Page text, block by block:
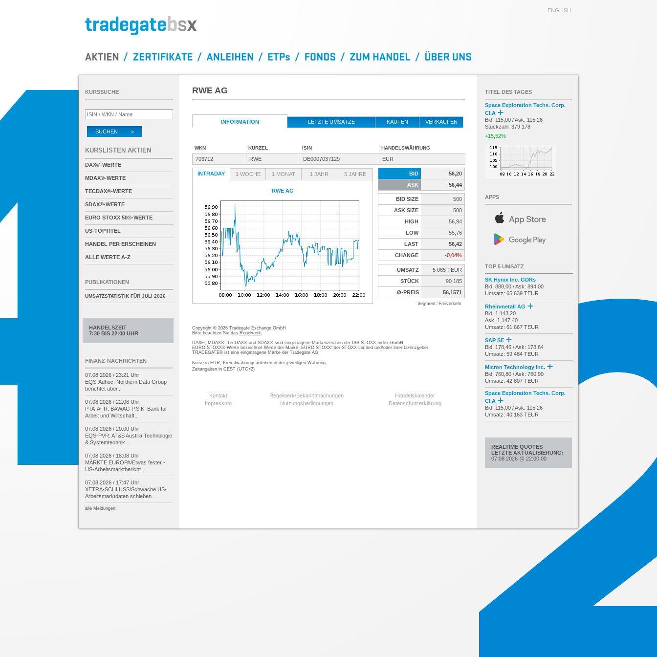
ENGLISH
RWE AG
INFORMATION LETZTE UMSÄTZE KAUFEN VERKAUFEN
WKN KÜRZEL ISIN HANDELSWÄHRUNG
703712 RWE DE0007037129 EUR
INTRADAY 1 WOCHE 1 MONAT 1 JAHR 5 JAHRE
RWE AG
BID
56,20
ASK
56,44
BID SIZE
500
ASK SIZE
500
HIGH
56,94
LOW
55,76
LAST
56,42
CHANGE
-0,04%
UMSATZ
5 065 TEUR
STÜCK
90 185
Ø-PREIS
56,1571
Segment: Freiverkehr
Copyright © 2026 Tradegate Exchange GmbH
Bitte beachten Sie das Regelwerk
DAX®, MDAX®, TecDAX® und SDAX® sind eingetragene Markenzeichen der ISS STOXX Index GmbH
EURO STOXX®-Werte bezeichnet Werte der Marke „EURO STOXX“ der STOXX Limited und/oder ihrer Lizenzgeber
TRADEGATE® ist eine eingetragene Marke der Tradegate AG
Kurse in EUR; Fremdwährungsanleihen in der jeweiligen Währung
Zeitangaben in CEST (UTC+2)
Kontakt Regelwerk/Bekanntmachungen
Handelskalender
Impressum
Nutzungsbedingungen Datenschutzerklärung
KURSSUCHE
SUCHEN >
KURSLISTEN AKTIEN
DAX®-WERTE
MDAX®-WERTE
TECDAX®-WERTE
SDAX®-WERTE
EURO STOXX 50®-WERTE
US-TOPTITEL
HANDEL PER ERSCHEINEN
ALLE WERTE A-Z
PUBLIKATIONEN
UMSATZSTATISTIK FÜR JULI 2026
HANDELSZEIT
7:30 BIS 22:00 UHR
FINANZ-NACHRICHTEN
07.08.2026 / 23:21 Uhr
EQS-Adhoc: Northern Data Group
berichtet über...
07.08.2026 / 22:06 Uhr
PTA-AFR: BAWAG P.S.K. Bank für
Arbeit und Wirtschaft...
07.08.2026 / 20:00 Uhr
EQS-PVR: AT&S Austria Technologie
& Systemtechnik...
07.08.2026 / 18:08 Uhr
MÄRKTE EUROPA/Etwas fester -
US-Arbeitsmarktbericht...
07.08.2026 / 17:47 Uhr
XETRA-SCHLUSS/Schwache US-
Arbeitsmarktdaten schieben...
alle Meldungen
TITEL DES TAGES
Space Exploration Techs. Corp.
Cl.A
Bid: 115,00 / Ask: 115,26
Stückzahl: 379 178
+15,52%
APPS
TOP 5 UMSATZ
SK Hynix Inc. GDRs
Bid: 888,00 / Ask: 894,00
Umsatz: 65 639 TEUR
Rheinmetall AG
Bid: 1 143,20
Ask: 1 147,40
Umsatz: 61 667 TEUR
SAP SE
Bid: 178,46 / Ask: 178,84
Umsatz: 59 484 TEUR
Micron Technology Inc.
Bid: 760,80 / Ask: 760,90
Umsatz: 42 807 TEUR
Space Exploration Techs. Corp.
Cl.A
Bid: 115,00 / Ask: 115,26
Umsatz: 40 163 TEUR
REALTIME QUOTES
LETZTE AKTUALISIERUNG:
07.08.2026 @ 22:00:00